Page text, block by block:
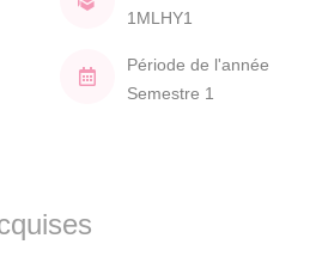
1MLHY1
Période de l'année
Semestre 1